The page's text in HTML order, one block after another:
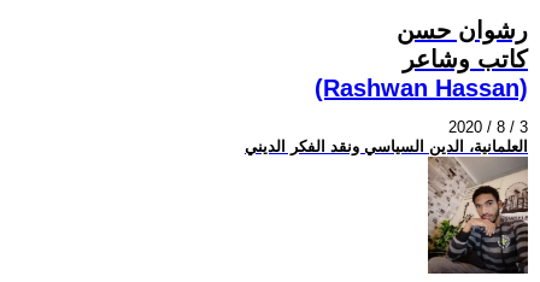
رشوان حسن
كاتب وشاعر
(Rashwan Hassan)
2020 / 8 / 3
العلمانية، الدين السياسي ونقد الفكر الديني